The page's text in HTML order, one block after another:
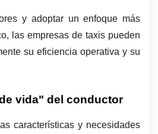
y adoptar un enfoque más
las empresas de taxis pueden
su eficiencia operativa y su
vida" del conductor
características y necesidades